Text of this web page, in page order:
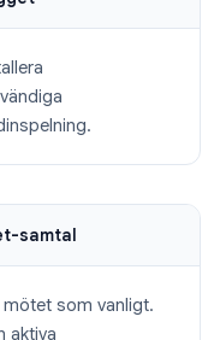
samtal
som vanligt.
aktiva